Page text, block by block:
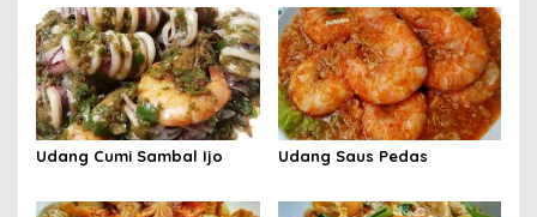
Udang Cumi Sambal Ijo Udang Saus Pedas